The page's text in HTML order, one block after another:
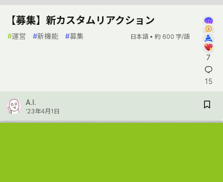
【募集】新カスタムリアクション
#運営 #新機能 #募集 日本語 • 約 600 字/語
7
15
A.I.
’23年4月1日